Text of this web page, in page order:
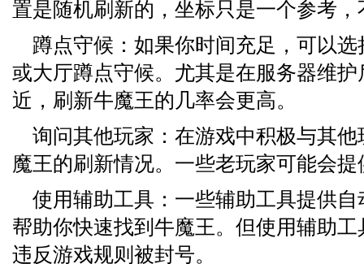
置是随机刷新的，坐标只是一个参考
蹲点守候：如果你时间充足，可以
或大厅蹲点守候。尤其是在服务器维
近，刷新牛魔王的几率会更高。
询问其他玩家：在游戏中积极与其
魔王的刷新情况。一些老玩家可能会
使用辅助工具：一些辅助工具提供
帮助你快速找到牛魔王。但使用辅助
违反游戏规则被封号。